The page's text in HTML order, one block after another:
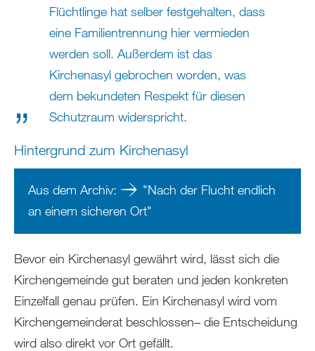
Flüchtlinge hat selber festgehalten, dass
eine Familientrennung hier vermieden
werden soll. Außerdem ist das
Kirchenasyl gebrochen worden, was
dem bekundeten Respekt für diesen
Schutzraum widerspricht.
Hintergrund zum Kirchenasyl
Aus dem Archiv:
"Nach der Flucht endlich
an einem sicheren Ort"
Bevor ein Kirchenasyl gewährt wird, lässt sich die
Kirchengemeinde gut beraten und jeden konkreten
Einzelfall genau prüfen. Ein Kirchenasyl wird vom
Kirchengemeinderat beschlossen– die Entscheidung
wird also direkt vor Ort gefällt.